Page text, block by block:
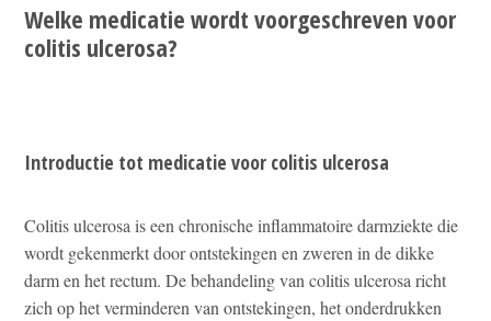
Welke medicatie wordt voorgeschreven voor
colitis ulcerosa?
Introductie tot medicatie voor colitis ulcerosa
Colitis ulcerosa is een chronische inflammatoire darmziekte die
wordt gekenmerkt door ontstekingen en zweren in de dikke
darm en het rectum. De behandeling van colitis ulcerosa richt
zich op het verminderen van ontstekingen, het onderdrukken